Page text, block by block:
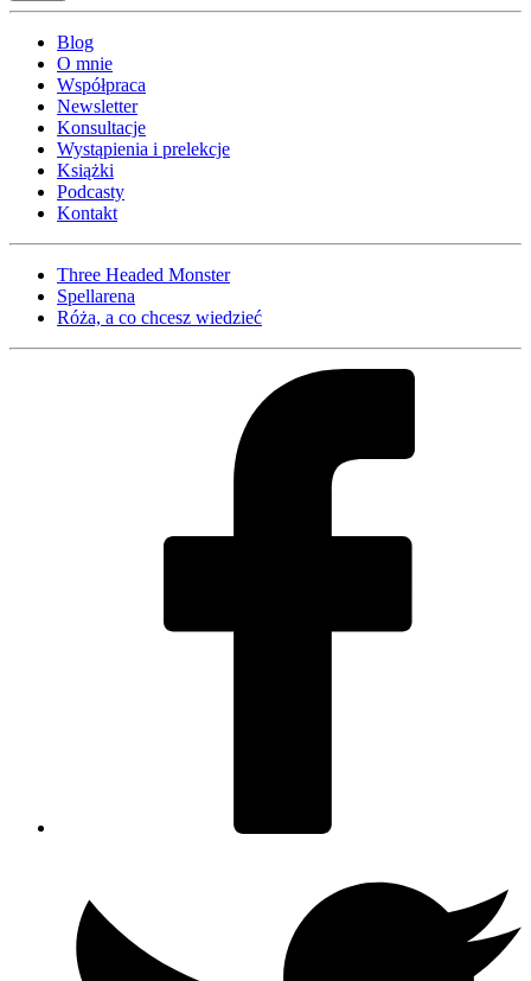
Blog
O mnie
Współpraca
Newsletter
Konsultacje
Wystąpienia i prelekcje
Książki
Podcasty
Kontakt
Three Headed Monster
Spellarena
Róża, a co chcesz wiedzieć